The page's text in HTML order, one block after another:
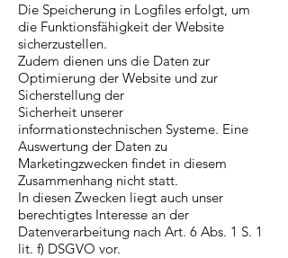
Die Speicherung in Logfiles erfolgt, um
die Funktionsfähigkeit der Website
sicherzustellen.
Zudem dienen uns die Daten zur
Optimierung der Website und zur
Sicherstellung der
Sicherheit unserer
informationstechnischen Systeme. Eine
Auswertung der Daten zu
Marketingzwecken findet in diesem
Zusammenhang nicht statt.
In diesen Zwecken liegt auch unser
berechtigtes Interesse an der
Datenverarbeitung nach Art. 6 Abs. 1 S. 1
lit. f) DSGVO vor.